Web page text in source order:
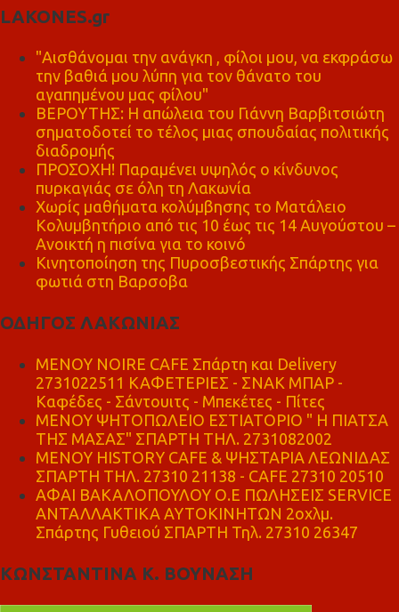
LAKONES.gr
"Αισθάνομαι την ανάγκη , φίλοι μου, να εκφράσω
την βαθιά μου λύπη για τον θάνατο του
αγαπημένου μας φίλου"
ΒΕΡΟΥΤΗΣ: Η απώλεια του Γιάννη Βαρβιτσιώτη
σηματοδοτεί το τέλος μιας σπουδαίας πολιτικής
διαδρομής
ΠΡΟΣΟΧΗ! Παραμένει υψηλός ο κίνδυνος
πυρκαγιάς σε όλη τη Λακωνία
Χωρίς μαθήματα κολύμβησης το Ματάλειο
Κολυμβητήριο από τις 10 έως τις 14 Αυγούστου –
Ανοικτή η πισίνα για το κοινό
Κινητοποίηση της Πυροσβεστικής Σπάρτης για
φωτιά στη Βαρσοβα
ΟΔΗΓΟΣ ΛΑΚΩΝΙΑΣ
MENOY NOIRE CAFE Σπάρτη και Delivery
2731022511 ΚΑΦΕΤΕΡΙΕΣ - ΣΝΑΚ ΜΠΑΡ -
Καφέδες - Σάντουιτς - Μπεκέτες - Πίτες
ΜΕΝΟΥ ΨΗΤΟΠΩΛΕΙΟ ΕΣΤΙΑΤΟΡΙΟ " Η ΠΙΑΤΣΑ
ΤΗΣ ΜΑΣΑΣ" ΣΠΑΡΤΗ ΤΗΛ. 2731082002
ΜΕΝΟΥ HISTORY CAFE & ΨΗΣΤΑΡΙΑ ΛΕΩΝΙΔΑΣ
ΣΠΑΡΤΗ ΤΗΛ. 27310 21138 - CAFE 27310 20510
ΑΦΑΙ ΒΑΚΑΛΟΠΟΥΛΟΥ Ο.Ε ΠΩΛΗΣΕΙΣ SERVICE
ΑΝΤΑΛΛΑΚΤΙΚΑ ΑΥΤΟΚΙΝΗΤΩΝ 2οχλμ.
Σπάρτης Γυθειού ΣΠΑΡΤΗ Τηλ. 27310 26347
ΚΩΝΣΤΑΝΤΙΝΑ Κ. ΒΟΥΝΑΣΗ